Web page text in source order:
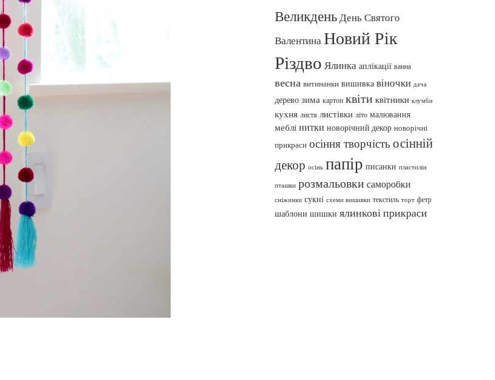
ВеликденьДень Святого
ВалентинаНовий Рік
Різдво Ялинка аплікації ванна
весна витинанки вишивка віночки дача
дерево зима картон квіти квітники клумби
кухня листя листівки літо малювання
меблі нитки новорічний декор новорічні
прикраси осіння творчість осінній
декор осінь папір писанки пластилін
пташки розмальовки саморобки
сніжинки сукні схеми вишивки текстиль торт фетр
шаблони шишки ялинкові прикраси